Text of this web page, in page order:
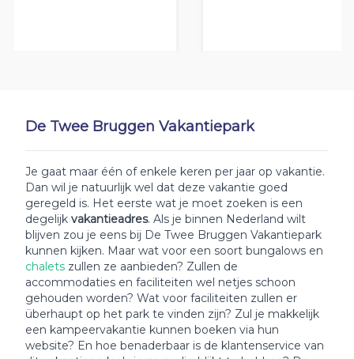
De Twee Bruggen Vakantiepark
Je gaat maar één of enkele keren per jaar op vakantie.
Dan wil je natuurlijk wel dat deze vakantie goed
geregeld is. Het eerste wat je moet zoeken is een
degelijk vakantieadres. Als je binnen Nederland wilt
blijven zou je eens bij De Twee Bruggen Vakantiepark
kunnen kijken. Maar wat voor een soort bungalows en
chalets zullen ze aanbieden? Zullen de
accommodaties en faciliteiten wel netjes schoon
gehouden worden? Wat voor faciliteiten zullen er
überhaupt op het park te vinden zijn? Zul je makkelijk
een kampeervakantie kunnen boeken via hun
website? En hoe benaderbaar is de klantenservice van